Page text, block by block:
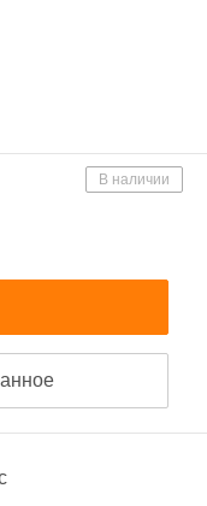
В наличии